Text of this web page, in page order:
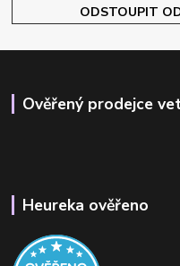
ODSTOUPIT
Ověřený prodejce
Heureka ověřeno